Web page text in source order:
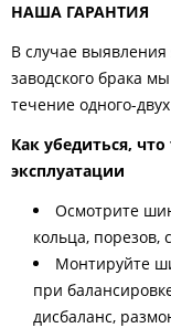
НАША ГАРАНТИЯ
В случае выявления
заводского брака
течение одного-
Как убедиться,
эксплуатации
Осмотрите
кольца, порезов,
Монтируйте
при
дисбаланс,